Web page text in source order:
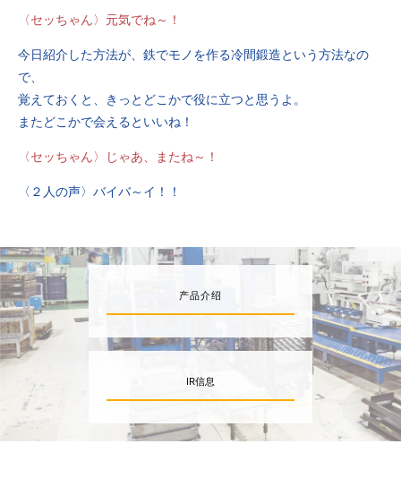
〈セッちゃん〉元気でね～！
今日紹介した方法が、鉄でモノを作る冷間鍛造という方法なの
で、
覚えておくと、きっとどこかで役に立つと思うよ。
またどこかで会えるといいね！
〈セッちゃん〉じゃあ、またね～！
〈２人の声〉バイバ～イ！！
产品介绍
IR信息